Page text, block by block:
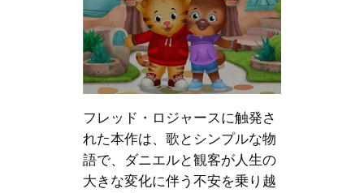
フレッド・ロジャースに触発さ
れた本作は、歌とシンプルな物
語で、ダニエルと観客が人生の
大きな変化に伴う不安を乗り越